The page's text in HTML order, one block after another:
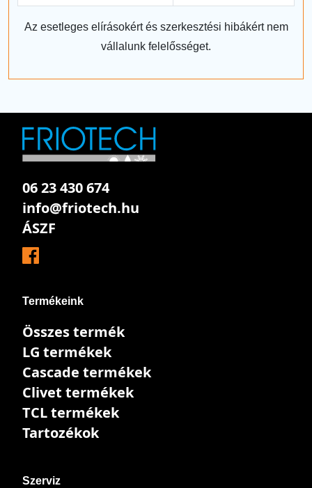
Az esetleges elírásokért és szerkesztési hibákért nem
vállalunk felelősséget.
06 23 430 674
info@friotech.hu
ÁSZF
Termékeink
Összes termék
LG termékek
Cascade termékek
Clivet termékek
TCL termékek
Tartozékok
Szerviz